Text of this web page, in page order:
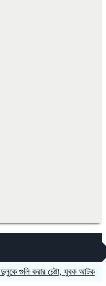
করার চেষ্টা, যুবক আটক
উপজেলা